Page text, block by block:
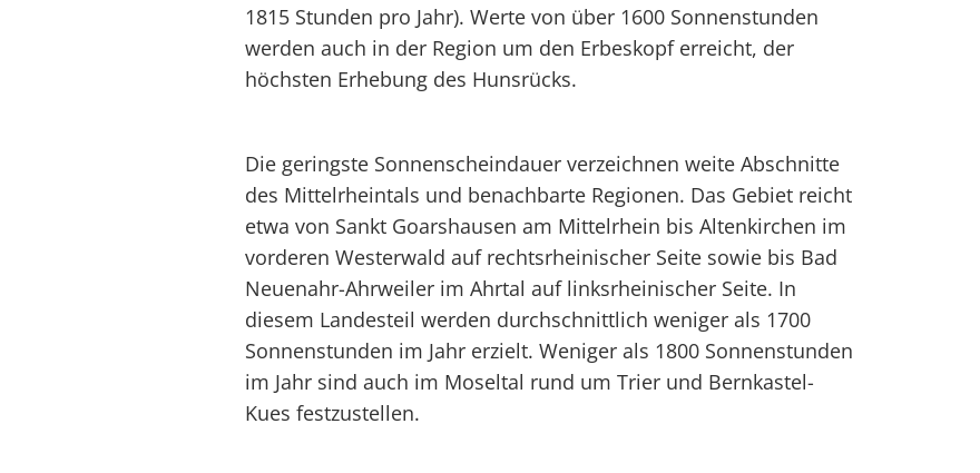
1815 Stunden pro Jahr). Werte von über 1600 Sonnenstunden
werden auch in der Region um den Erbeskopf erreicht, der
höchsten Erhebung des Hunsrücks.
Die geringste Sonnenscheindauer verzeichnen weite Abschnitte
des Mittelrheintals und benachbarte Regionen. Das Gebiet reicht
etwa von Sankt Goarshausen am Mittelrhein bis Altenkirchen im
vorderen Westerwald auf rechtsrheinischer Seite sowie bis Bad
Neuenahr-Ahrweiler im Ahrtal auf linksrheinischer Seite. In
diesem Landesteil werden durchschnittlich weniger als 1700
Sonnenstunden im Jahr erzielt. Weniger als 1800 Sonnenstunden
im Jahr sind auch im Moseltal rund um Trier und Bernkastel-
Kues festzustellen.